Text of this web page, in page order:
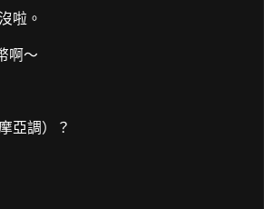
啦。
啊～
亞調）？